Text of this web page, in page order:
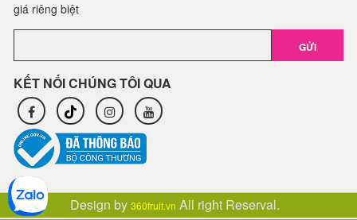
giá riêng biệt
GỬI
KẾT NỐI CHÚNG TÔI QUA
Design by 360fruit.vn All right Reserval.